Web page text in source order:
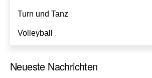
Turn und Tanz
Volleyball
Neueste Nachrichten